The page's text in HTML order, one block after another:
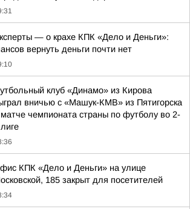
— о крахе КПК «Дело и Деньги»:
вернуть деньги почти нет
клуб «Динамо» из Кирова
вничью с «Машук-КМВ» из Пятигорска
чемпионата страны по футболу во 2-
КПК «Дело и Деньги» на улице
185 закрыт для посетителей